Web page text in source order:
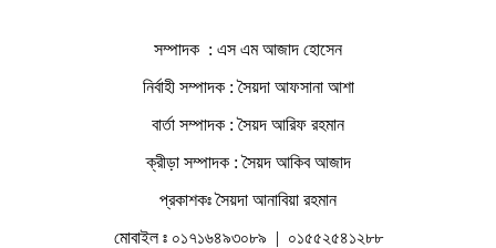
সম্পাদক : এস এম আজাদ হোসেন
নির্বাহী সম্পাদক : সৈয়দা আফসানা আশা
বার্তা সম্পাদক : সৈয়দ আরিফ রহমান
ক্রীড়া সম্পাদক : সৈয়দ আকিব আজাদ
প্রকাশকঃ সৈয়দা আনাবিয়া রহমান
মোবাইল ঃ ০১৭১৬৪৯৩০৮৯ | ০১৫৫২৫৪১২৮৮